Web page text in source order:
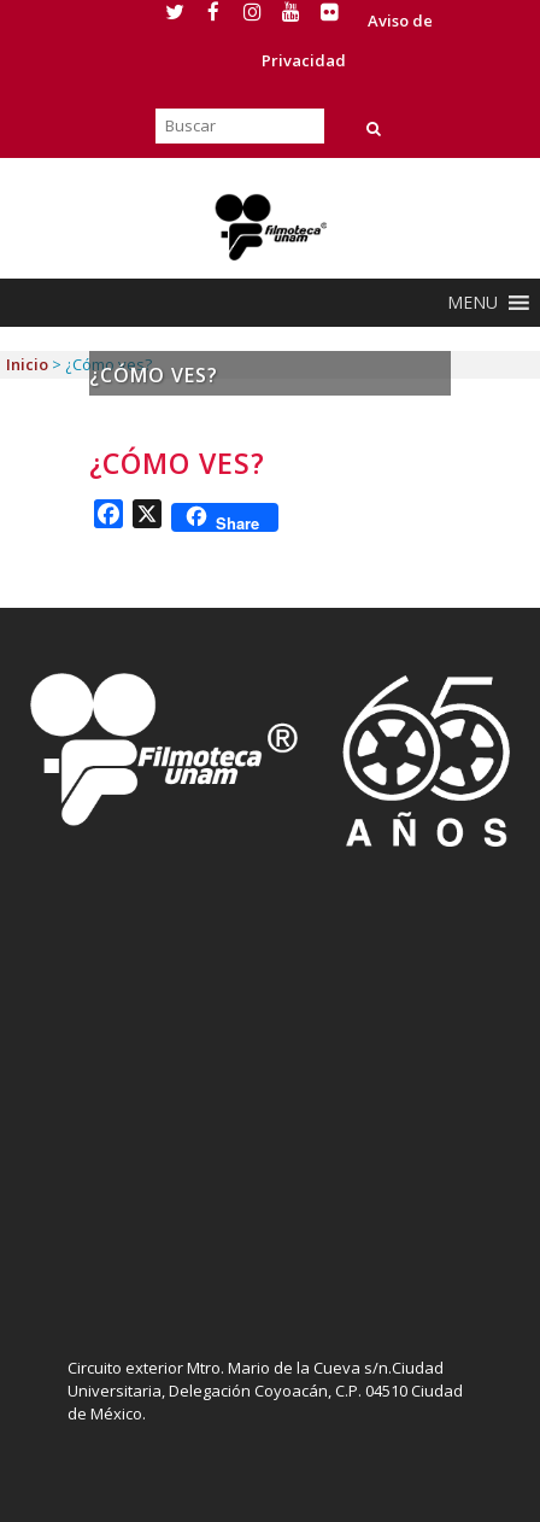
Aviso de
Privacidad
MENU
¿CÓMO VES?
Inicio > ¿Cómo ves?
¿CÓMO VES?
Facebook
X Share
Circuito exterior Mtro. Mario de la Cueva s/n.Ciudad
Universitaria, Delegación Coyoacán, C.P. 04510 Ciudad
de México.